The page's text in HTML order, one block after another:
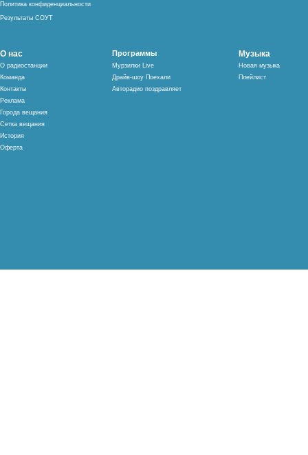
Политика конфиденциальности
Результаты СОУТ
О нас
О радиостанции
Команда
Контакты
Реклама
Города вещания
Сетка вещания
История
Оферта
Программы
Мурзилки Live
Драйв-шоу Поехали
Авторадио поздравляет
Музыка
Новая музыка
Плейлист